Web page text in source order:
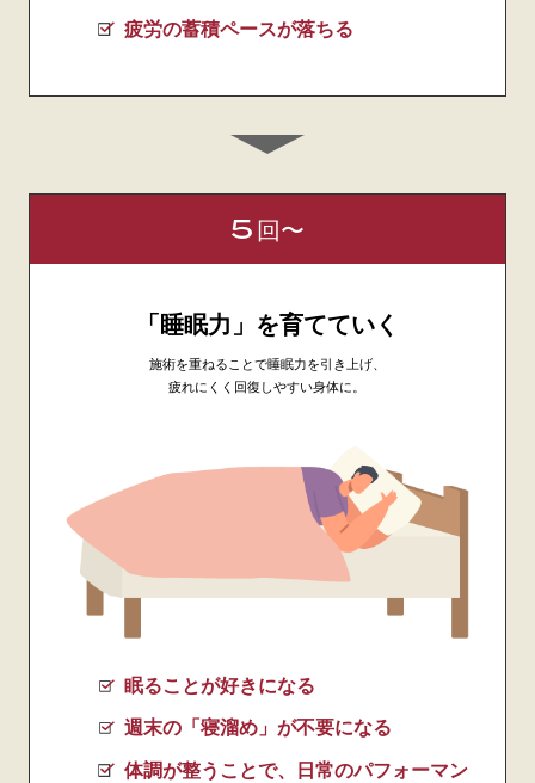
疲労の蓄積ペースが落ちる
5 回〜
「睡眠力」を育てていく
施術を重ねることで睡眠力を引き上げ、
疲れにくく回復しやすい身体に。
眠ることが好きになる
週末の「寝溜め」が不要になる
体調が整うことで、日常のパフォーマン